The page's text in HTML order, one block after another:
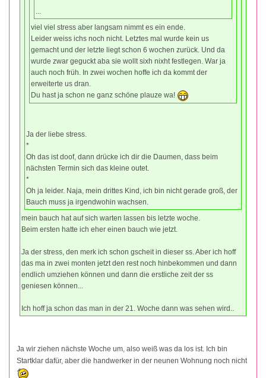
viel viel stress aber langsam nimmt es ein ende.
Leider weiss ichs noch nicht. Letztes mal wurde kein us
gemacht und der letzte liegt schon 6 wochen zurück. Und da
wurde zwar geguckt aba sie wollt sixh nixht festlegen. War ja
auch noch früh. In zwei wochen hoffe ich da kommt der
erweiterte us dran.
Du hast ja schon ne ganz schöne plauze wa!
Ja der liebe stress.
*
Oh das ist doof, dann drücke ich dir die Daumen, dass beim
nächsten Termin sich das kleine outet.
*
Oh ja leider. Naja, mein drittes Kind, ich bin nicht gerade groß, der
Bauch muss ja irgendwohin wachsen.
mein bauch hat auf sich warten lassen bis letzte woche.
Beim ersten hatte ich eher einen bauch wie jetzt.
Ja der stress, den merk ich schon gscheit in dieser ss. Aber ich hoff
das ma in zwei monten jetzt den rest noch hinbekommen und dann
endlich umziehen können und dann die erstliche zeit der ss
geniesen können...
Ich hoff ja schon das man in der 21. Woche dann was sehen wird..
Ja wir ziehen nächste Woche um, also weiß was da los ist. Ich bin
Startklar dafür, aber die handwerker in der neunen Wohnung noch nicht